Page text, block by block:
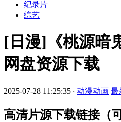
纪录片
综艺
[日漫]《桃源暗
网盘资源下载
2025-07-28 11:25:35 · 动漫动画 最
高清片源下载链接（